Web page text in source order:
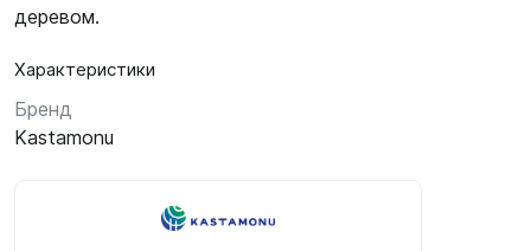
деревом.
Характеристики
Бренд
Kastamonu